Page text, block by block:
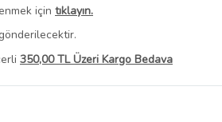
için tıklayın.
350,00 TL Üzeri Kargo Bedava